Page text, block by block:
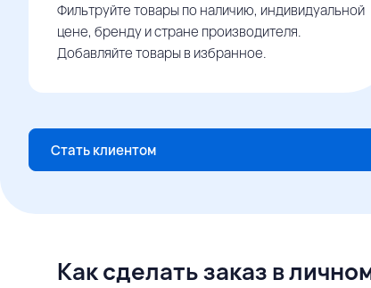
Фильтруйте товары по наличию, индивидуальной
цене, бренду и стране производителя.
Добавляйте товары в избранное.
Стать клиентом
Как сделать заказ в